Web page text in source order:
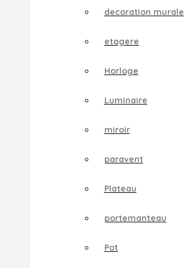
decoration murale
etagere
Horloge
Luminaire
miroir
paravent
Plateau
portemanteau
Pot